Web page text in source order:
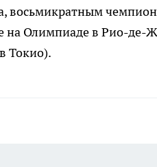
восьмикратным
на Олимпиаде в Рио-де-
Токио).